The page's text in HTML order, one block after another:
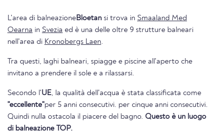
L'area di balneazioneBloetan si trova in Smaaland Med
Oearna in Svezia ed è una delle oltre 9 strutture balneari
nell'area di Kronobergs Laen.
Tra questi, laghi balneari, spiagge e piscine all'aperto che
invitano a prendere il sole e a rilassarsi.
Secondo l'UE, la qualità dell'acqua è stata classificata come
"eccellente"per 5 anni consecutivi. per cinque anni consecutivi.
Quindi nulla ostacola il piacere del bagno. Questo è un luogo
di balneazione TOP.